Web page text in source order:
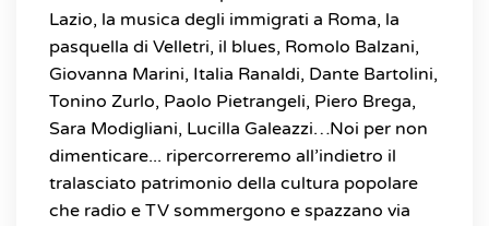
Lazio, la musica degli immigrati a Roma, la
pasquella di Velletri, il blues, Romolo Balzani,
Giovanna Marini, Italia Ranaldi, Dante Bartolini,
Tonino Zurlo, Paolo Pietrangeli, Piero Brega,
Sara Modigliani, Lucilla Galeazzi…Noi per non
dimenticare... ripercorreremo all’indietro il
tralasciato patrimonio della cultura popolare
che radio e TV sommergono e spazzano via